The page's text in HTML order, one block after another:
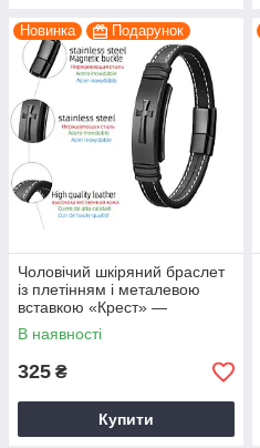
Новинка Подарунок
Чоловічий шкіряний браслет
із плетінням і металевою
вставкою «Крест» —
стильний аксесуар у чорному
кольорі
В наявності
325 ₴
Купити